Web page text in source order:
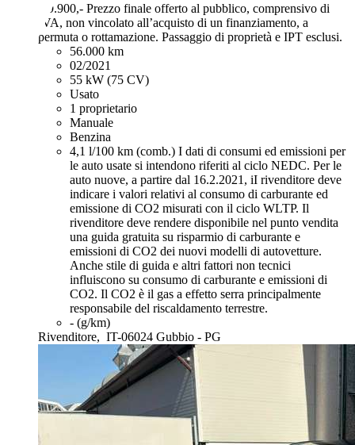
€ 9.900,- Prezzo finale offerto al pubblico, comprensivo di
IVA, non vincolato all’acquisto di un finanziamento, a
permuta o rottamazione. Passaggio di proprietà e IPT esclusi.
56.000 km
02/2021
55 kW (75 CV)
Usato
1 proprietario
Manuale
Benzina
4,1 l/100 km (comb.) I dati di consumi ed emissioni per
le auto usate si intendono riferiti al ciclo NEDC. Per le
auto nuove, a partire dal 16.2.2021, iI rivenditore deve
indicare i valori relativi al consumo di carburante ed
emissione di CO2 misurati con il ciclo WLTP. Il
rivenditore deve rendere disponibile nel punto vendita
una guida gratuita su risparmio di carburante e
emissioni di CO2 dei nuovi modelli di autovetture.
Anche stile di guida e altri fattori non tecnici
influiscono su consumo di carburante e emissioni di
CO2. Il CO2 è il gas a effetto serra principalmente
responsabile del riscaldamento terrestre.
- (g/km)
Rivenditore, IT-06024 Gubbio - PG